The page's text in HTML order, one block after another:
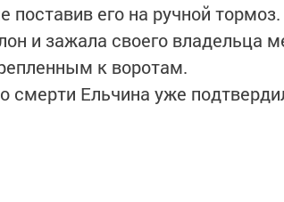
поставив его на ручной
и зажала своего владельца
к воротам.
Ельчина уже